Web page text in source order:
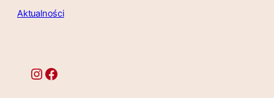
Aktualności
Instagram Facebook